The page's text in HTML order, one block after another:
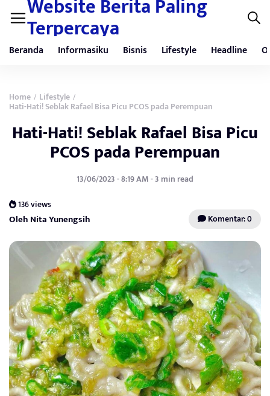
Website Berita Paling
Terpercaya
Beranda Informasiku Bisnis Lifestyle Headline
Home / Lifestyle /
Hati-Hati! Seblak Rafael Bisa Picu PCOS pada Perempuan
Hati-Hati! Seblak Rafael Bisa Picu
PCOS pada Perempuan
13/06/2023 - 8:19 AM - 3 min read
136 views
Oleh Nita Yunengsih Komentar: 0